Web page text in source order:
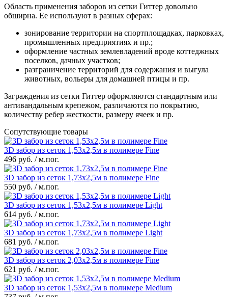
Область применения заборов из сетки Гиттер довольно
обширна. Ее используют в разных сферах:
зонирование территории на спортплощадках, парковках,
промышленных предприятиях и пр.;
оформление частных землевладений вроде коттеджных
поселков, дачных участков;
разграничение территорий для содержания и выгула
животных, вольеры для домашней птицы и пр.
Заграждения из сетки Гиттер оформляются стандартным или
антивандальным крепежом, различаются по покрытию,
количеству ребер жесткости, размеру ячеек и пр.
Сопутствующие товары
3D забор из сеток 1,53x2,5м в полимере Fine
496 руб. / м.пог.
3D забор из сеток 1,73x2,5м в полимере Fine
550 руб. / м.пог.
3D забор из сеток 1,53x2,5м в полимере Light
614 руб. / м.пог.
3D забор из сеток 1,73x2,5м в полимере Light
681 руб. / м.пог.
3D забор из сеток 2,03x2,5м в полимере Fine
621 руб. / м.пог.
3D забор из сеток 1,53x2,5м в полимере Medium